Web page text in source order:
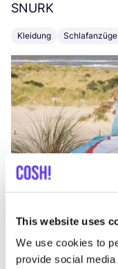
This website uses
We use cookies to
provide social
SNURK
Kleidung Schlafanzüge